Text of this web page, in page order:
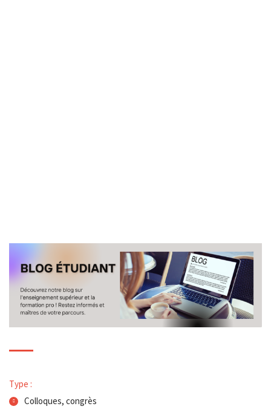
Type :
Colloques, congrès